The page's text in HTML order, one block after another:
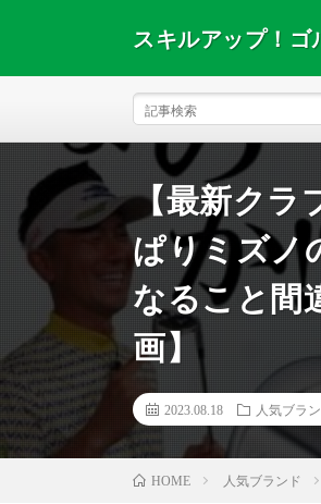
スキルアップ！ゴ
【最新クラ
ぱりミズノ
なること間
画】
2023.08.18 人気ブラ
HOME 人気ブランド